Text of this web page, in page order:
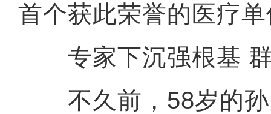
首个获此荣誉的医疗
专家下沉强根基 群
不久前，58岁的孙